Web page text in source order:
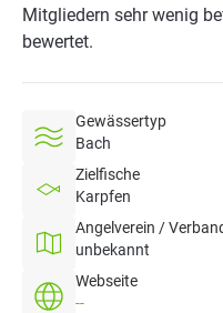
Mitgliedern sehr wenig
bewertet.
Gewässertyp
Bach
Zielfische
Karpfen
Angelverein /
unbekannt
Webseite
--